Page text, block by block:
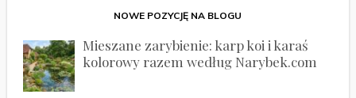
NOWE POZYCJĘ NA BLOGU
Mieszane zarybienie: karp koi i karaś
kolorowy razem według Narybek.com